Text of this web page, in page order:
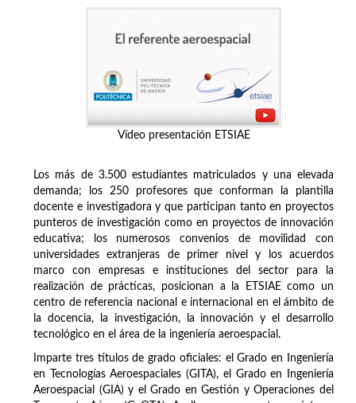
Vídeo presentación ETSIAE
Los más de 3.500 estudiantes matriculados y una elevada
demanda; los 250 profesores que conforman la plantilla
docente e investigadora y que participan tanto en proyectos
punteros de investigación como en proyectos de innovación
educativa; los numerosos convenios de movilidad con
universidades extranjeras de primer nivel y los acuerdos
marco con empresas e instituciones del sector para la
realización de prácticas, posicionan a la ETSIAE como un
centro de referencia nacional e internacional en el ámbito de
la docencia, la investigación, la innovación y el desarrollo
tecnológico en el área de la ingeniería aeroespacial.
Imparte tres títulos de grado oficiales: el Grado en Ingeniería
en Tecnologías Aeroespaciales (GITA), el Grado en Ingeniería
Aeroespacial (GIA) y el Grado en Gestión y Operaciones del